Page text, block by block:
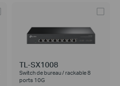
TL-SX1008
Switch de bureau / rackable 8
ports 10G